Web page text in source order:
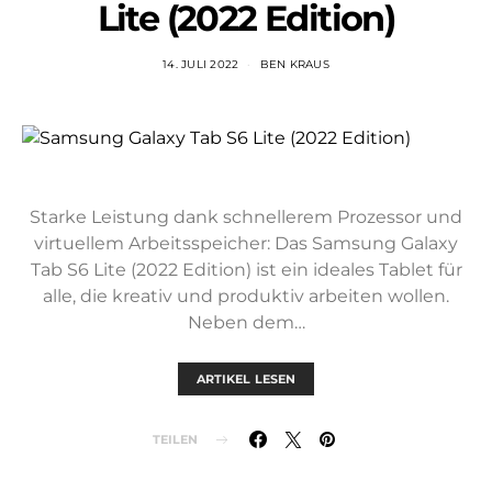
Lite (2022 Edition)
14. JULI 2022 BEN KRAUS
Starke Leistung dank schnellerem Prozessor und
virtuellem Arbeitsspeicher: Das Samsung Galaxy
Tab S6 Lite (2022 Edition) ist ein ideales Tablet für
alle, die kreativ und produktiv arbeiten wollen.
Neben dem…
ARTIKEL LESEN
TEILEN